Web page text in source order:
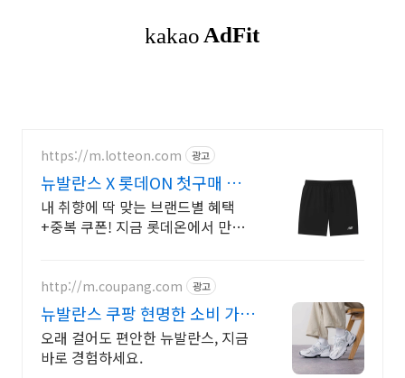
https://m.lotteon.com 광고
뉴발란스 X 롯데ON 첫구매 최
대 5천원 혜택!
내 취향에 딱 맞는 브랜드별 혜택
+중복 쿠폰! 지금 롯데온에서 만나
http://m.coupang.com 광고
뉴발란스 쿠팡 현명한 소비 가성
비 운동화
오래 걸어도 편안한 뉴발란스, 지금
바로 경험하세요.